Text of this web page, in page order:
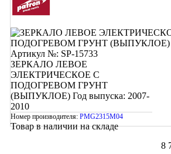
Артикул №: SP-15733
ЗЕРКАЛО ЛЕВОЕ
ЭЛЕКТРИЧЕСКОЕ С
ПОДОГРЕВОМ ГРУНТ
(ВЫПУКЛОЕ) Год выпуска: 2007-
2010
Номер производителя: PMG2315M04
Товар в наличии на складе
8